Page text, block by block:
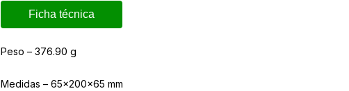
Ficha técnica
Peso – 376.90 g
Medidas – 65x200x65 mm